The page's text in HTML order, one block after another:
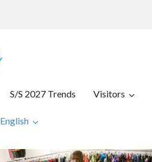
S/S 2027 Trends Visitors
English